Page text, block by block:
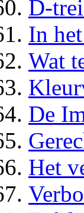
D-
In
Wat
De
Het